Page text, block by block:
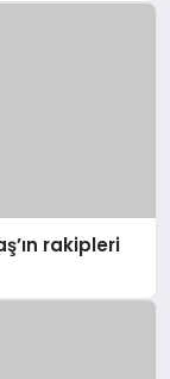
rakipleri